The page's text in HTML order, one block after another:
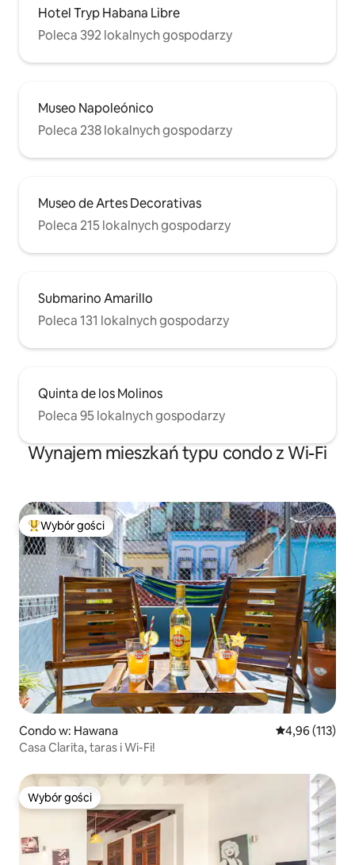
Hotel Tryp Habana Libre
Poleca 392 lokalnych gospodarzy
Museo Napoleónico
Poleca 238 lokalnych gospodarzy
Museo de Artes Decorativas
Poleca 215 lokalnych gospodarzy
Submarino Amarillo
Poleca 131 lokalnych gospodarzy
Quinta de los Molinos
Poleca 95 lokalnych gospodarzy
Wynajem mieszkań typu condo z Wi-Fi
Najpopularniejsze z kategorii Wybór gości
Wybór gości
Condo w: Hawana Średnia
4,96 (113)
Casa Clarita, taras i Wi-Fi!
Wybór gości
Wybór gości